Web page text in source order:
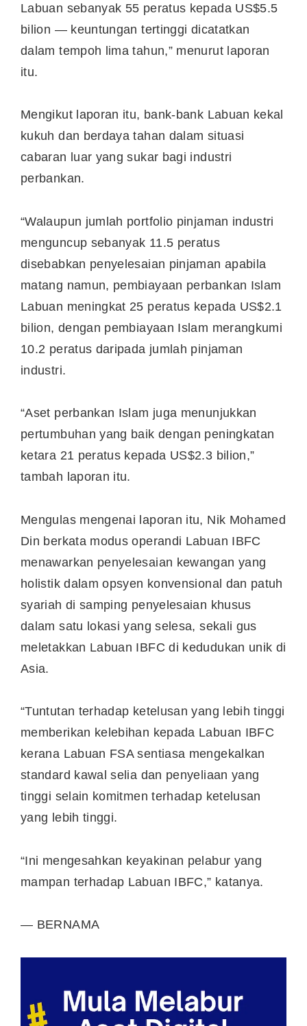
Labuan sebanyak 55 peratus kepada US$5.5
bilion — keuntungan tertinggi dicatatkan
dalam tempoh lima tahun,” menurut laporan
itu.
Mengikut laporan itu, bank-bank Labuan kekal
kukuh dan berdaya tahan dalam situasi
cabaran luar yang sukar bagi industri
perbankan.
“Walaupun jumlah portfolio pinjaman industri
menguncup sebanyak 11.5 peratus
disebabkan penyelesaian pinjaman apabila
matang namun, pembiayaan perbankan Islam
Labuan meningkat 25 peratus kepada US$2.1
bilion, dengan pembiayaan Islam merangkumi
10.2 peratus daripada jumlah pinjaman
industri.
“Aset perbankan Islam juga menunjukkan
pertumbuhan yang baik dengan peningkatan
ketara 21 peratus kepada US$2.3 bilion,”
tambah laporan itu.
Mengulas mengenai laporan itu, Nik Mohamed
Din berkata modus operandi Labuan IBFC
menawarkan penyelesaian kewangan yang
holistik dalam opsyen konvensional dan patuh
syariah di samping penyelesaian khusus
dalam satu lokasi yang selesa, sekali gus
meletakkan Labuan IBFC di kedudukan unik di
Asia.
“Tuntutan terhadap ketelusan yang lebih tinggi
memberikan kelebihan kepada Labuan IBFC
kerana Labuan FSA sentiasa mengekalkan
standard kawal selia dan penyeliaan yang
tinggi selain komitmen terhadap ketelusan
yang lebih tinggi.
“Ini mengesahkan keyakinan pelabur yang
mampan terhadap Labuan IBFC,” katanya.
— BERNAMA